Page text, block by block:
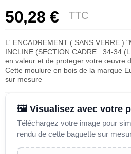
50,28 € TTC
L' ENCADREMENT ( SANS VERRE )
INCLINE (SECTION CADRE : 34-34
en valeur et de proteger votre œuvre
Cette moulure en bois de la marque
sur mesure
🖼️ Visualisez avec votre
Téléchargez votre image pour
rendu de cette baguette sur